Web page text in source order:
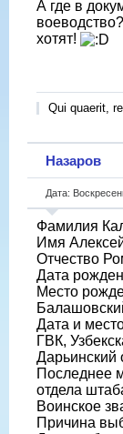
А где в
хотят!
Qui quaerit,
Назаров
Дата:
Фамилия
Имя
Отчество
Дата
Место
Дата и
ГВК,
Дарьинский
Последнее
отдела
Воинское
Причина